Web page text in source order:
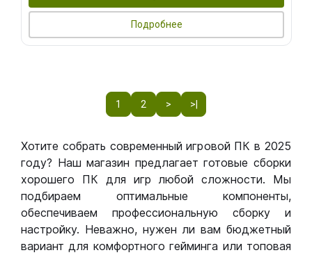
Подробнее
1 2 > >|
Хотите собрать современный игровой ПК в 2025
году? Наш магазин предлагает готовые сборки
хорошего ПК для игр любой сложности. Мы
подбираем оптимальные компоненты,
обеспечиваем профессиональную сборку и
настройку. Неважно, нужен ли вам бюджетный
вариант для комфортного гейминга или топовая